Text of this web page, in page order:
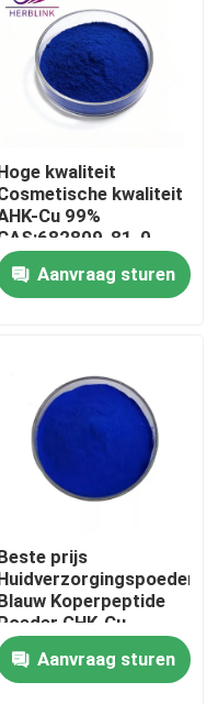
kwaliteit
kwaliteit
Cu 99%
81-0
tripeptide-3
Aanvraag sturen
prijs
Koperpeptide
GHK-Cu
Aanvraag sturen